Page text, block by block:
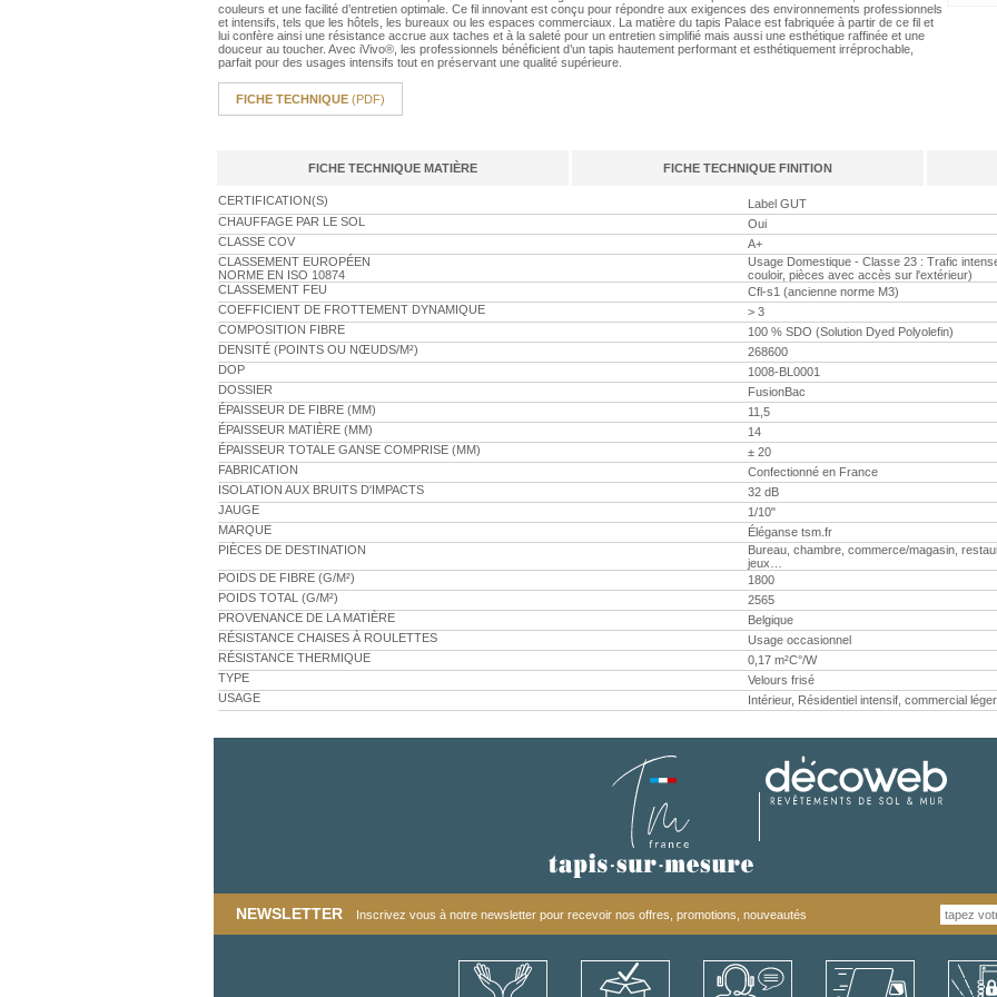
couleurs et une facilité d’entretien optimale. Ce fil innovant est conçu pour répondre aux exigences des environnements professionnels
et intensifs, tels que les hôtels, les bureaux ou les espaces commerciaux. La matière du tapis Palace est fabriquée à partir de ce fil et
lui confère ainsi une résistance accrue aux taches et à la saleté pour un entretien simplifié mais aussi une esthétique raffinée et une
douceur au toucher. Avec iVivo®, les professionnels bénéficient d’un tapis hautement performant et esthétiquement irréprochable,
parfait pour des usages intensifs tout en préservant une qualité supérieure.
FICHE TECHNIQUE (PDF)
FICHE TECHNIQUE MATIÈRE FICHE TECHNIQUE FINITION
CERTIFICATION(S)
Label GUT
CHAUFFAGE PAR LE SOL
Oui
CLASSE COV
A+
CLASSEMENT EUROPÉEN
NORME EN ISO 10874
Usage Domestique - Classe 23 : Trafic
couloir, pièces avec accès sur l'extérieur)
CLASSEMENT FEU
Cfl-s1 (ancienne norme M3)
COEFFICIENT DE FROTTEMENT DYNAMIQUE
> 3
COMPOSITION FIBRE
100 % SDO (Solution Dyed Polyolefin)
DENSITÉ (POINTS OU NŒUDS/M²)
268600
DOP
1008-BL0001
DOSSIER
FusionBac
ÉPAISSEUR DE FIBRE (MM)
11,5
ÉPAISSEUR MATIÈRE (MM)
14
ÉPAISSEUR TOTALE GANSE COMPRISE (MM)
± 20
FABRICATION
Confectionné en France
ISOLATION AUX BRUITS D'IMPACTS
32 dB
JAUGE
1/10"
MARQUE
Éléganse tsm.fr
PIÈCES DE DESTINATION
Bureau, chambre, commerce/magasin,
jeux…
POIDS DE FIBRE (G/M²)
1800
POIDS TOTAL (G/M²)
2565
PROVENANCE DE LA MATIÈRE
Belgique
RÉSISTANCE CHAISES À ROULETTES
Usage occasionnel
RÉSISTANCE THERMIQUE
0,17 m²C°/W
TYPE
Velours frisé
USAGE
Intérieur, Résidentiel intensif, commercial léger
NEWSLETTER Inscrivez vous à notre newsletter pour recevoir nos offres, promotions, nouveautés